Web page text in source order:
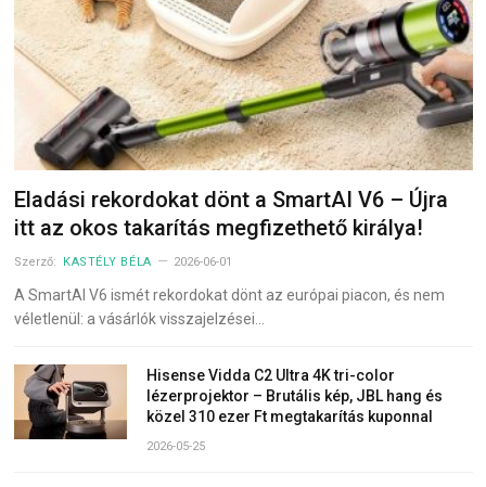
Eladási rekordokat dönt a SmartAI V6 – Újra
itt az okos takarítás megfizethető királya!
Szerző: KASTÉLY BÉLA 2026-06-01
A SmartAI V6 ismét rekordokat dönt az európai piacon, és nem
véletlenül: a vásárlók visszajelzései…
Hisense Vidda C2 Ultra 4K tri-color
lézerprojektor – Brutális kép, JBL hang és
közel 310 ezer Ft megtakarítás kuponnal
2026-05-25